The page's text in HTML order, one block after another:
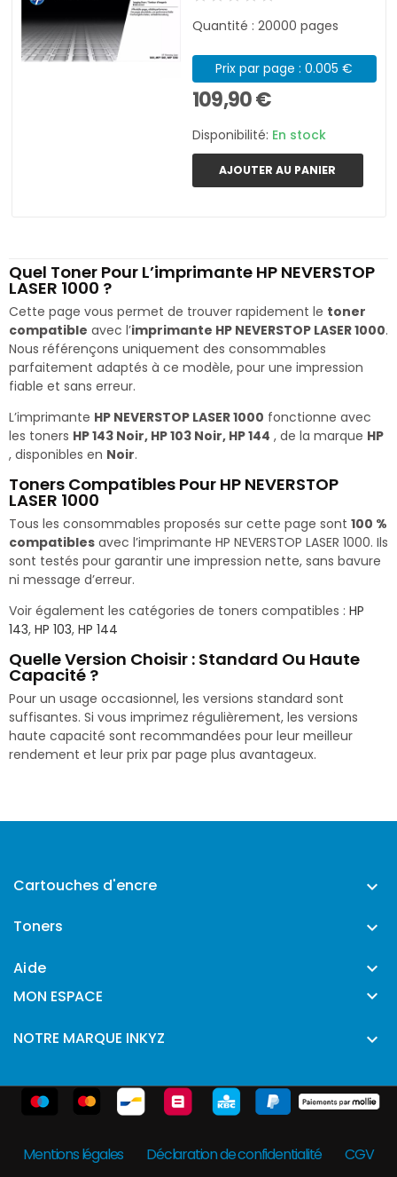
Quantité : 20000 pages
Prix par page : 0.005 €
109,90 €
Disponibilité: En stock
AJOUTER AU PANIER
Quel Toner Pour L’imprimante HP NEVERSTOP
LASER 1000 ?
Cette page vous permet de trouver rapidement le toner
compatible avec l’imprimante HP NEVERSTOP LASER 1000.
Nous référençons uniquement des consommables
parfaitement adaptés à ce modèle, pour une impression
fiable et sans erreur.
L’imprimante HP NEVERSTOP LASER 1000 fonctionne avec
les toners HP 143 Noir, HP 103 Noir, HP 144 , de la marque HP
, disponibles en Noir.
Toners Compatibles Pour HP NEVERSTOP
LASER 1000
Tous les consommables proposés sur cette page sont 100 %
compatibles avec l’imprimante HP NEVERSTOP LASER 1000. Ils
sont testés pour garantir une impression nette, sans bavure
ni message d’erreur.
Voir également les catégories de toners compatibles : HP
143, HP 103, HP 144
Quelle Version Choisir : Standard Ou Haute
Capacité ?
Pour un usage occasionnel, les versions standard sont
suffisantes. Si vous imprimez régulièrement, les versions
haute capacité sont recommandées pour leur meilleur
rendement et leur prix par page plus avantageux.
Cartouches d'encre 
Toners 
Aide 
MON ESPACE 
NOTRE MARQUE INKYZ 
Mentions légales Déclaration de confidentialité CGV